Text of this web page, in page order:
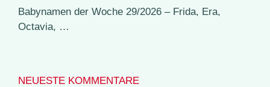
Babynamen der Woche 29/2026 – Frida, Era,
Octavia, …
NEUESTE KOMMENTARE